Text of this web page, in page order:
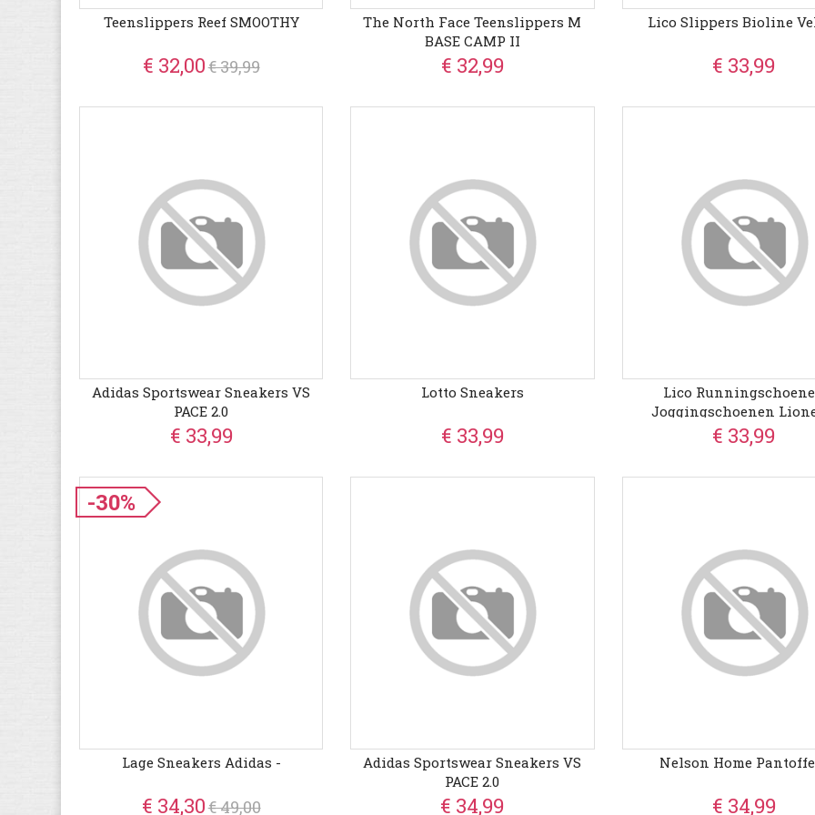
Teenslippers Reef SMOOTHY
€ 32,00€ 39,99
The North Face Teenslippers M
BASE CAMP II
€ 32,99
Lico Slippers Bioline
€ 33,99
Adidas Sportswear Sneakers VS
PACE 2.0
€ 33,99
Lotto Sneakers
€ 33,99
Lico
Joggingschoenen
€ 33,99
-30%
Lage Sneakers Adidas -
€ 34,30€ 49,00
Adidas Sportswear Sneakers VS
PACE 2.0
€ 34,99
Nelson Home
€ 34,99